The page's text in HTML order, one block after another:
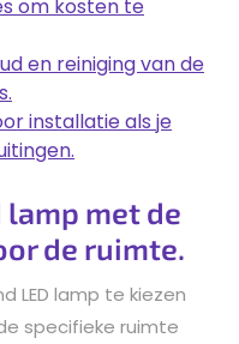
om kosten te
en reiniging van de
installatie als je
met de
de ruimte.
LED lamp te kiezen
specifieke ruimte